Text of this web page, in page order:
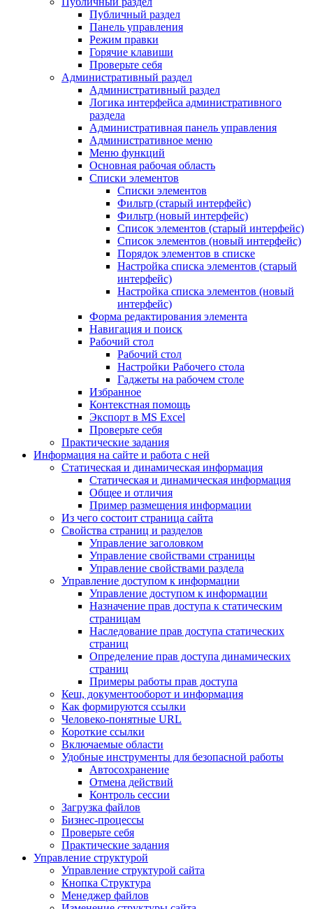
Публичный раздел
Панель управления
Режим правки
Горячие клавиши
Проверьте себя
Административный раздел
Административный раздел
Логика интерфейса административного
раздела
Административная панель управления
Административное меню
Меню функций
Основная рабочая область
Списки элементов
Списки элементов
Фильтр (старый интерфейс)
Фильтр (новый интерфейс)
Список элементов (старый интерфейс)
Список элементов (новый интерфейс)
Порядок элементов в списке
Настройка списка элементов (старый
интерфейс)
Настройка списка элементов (новый
интерфейс)
Форма редактирования элемента
Навигация и поиск
Рабочий стол
Рабочий стол
Настройки Рабочего стола
Гаджеты на рабочем столе
Избранное
Контекстная помощь
Экспорт в MS Excel
Проверьте себя
Практические задания
Информация на сайте и работа с ней
Статическая и динамическая информация
Статическая и динамическая информация
Общее и отличия
Пример размещения информации
Из чего состоит страница сайта
Свойства страниц и разделов
Управление заголовком
Управление свойствами страницы
Управление свойствами раздела
Управление доступом к информации
Управление доступом к информации
Назначение прав доступа к статическим
страницам
Наследование прав доступа статических
страниц
Определение прав доступа динамических
страниц
Примеры работы прав доступа
Кеш, документооборот и информация
Как формируются ссылки
Человеко-понятные URL
Короткие ссылки
Включаемые области
Удобные инструменты для безопасной работы
Автосохранение
Отмена действий
Контроль сессии
Загрузка файлов
Бизнес-процессы
Проверьте себя
Практические задания
Управление структурой
Управление структурой сайта
Кнопка Структура
Менеджер файлов